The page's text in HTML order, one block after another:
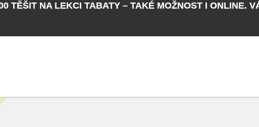
TĚŠIT NA LEKCI TABATY – TAKÉ MOŽNOST I ONLINE.